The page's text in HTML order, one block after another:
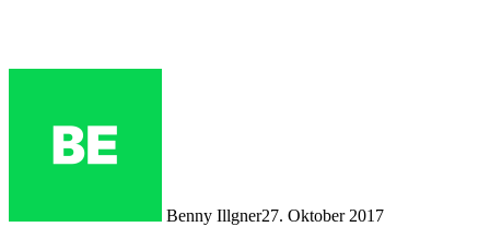
Benny Illgner27. Oktober 2017